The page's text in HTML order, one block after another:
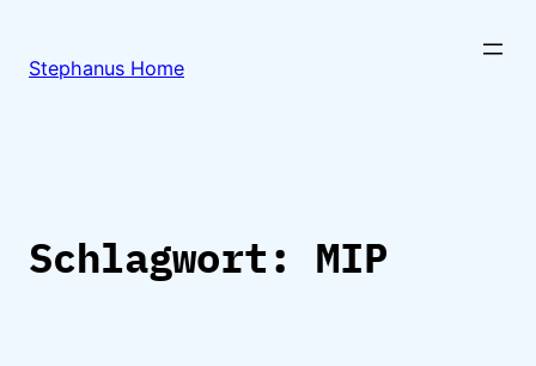
springen
Stephanus Home
Schlagwort: MIP